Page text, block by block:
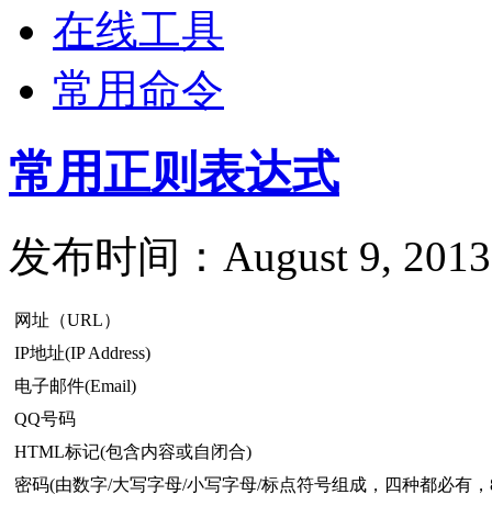
在线工具
常用命令
常用正则表达式
发布时间：August 9,
网址（URL）
IP地址(IP Address)
电子邮件(Email)
QQ号码
HTML标记(包含内容或自闭合)
密码(由数字/大写字母/小写字母/标点符号组成，四种都必有